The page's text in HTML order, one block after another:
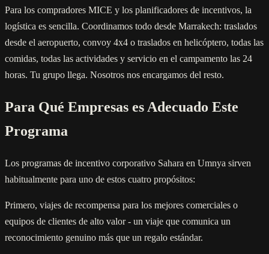
Para los compradores MICE y los planificadores de incentivos, la
logística es sencilla. Coordinamos todo desde Marrakech: traslados
desde el aeropuerto, convoy 4x4 o traslados en helicóptero, todas las
comidas, todas las actividades y servicio en el campamento las 24
horas. Tu grupo llega. Nosotros nos encargamos del resto.
Para Qué Empresas es Adecuado Este
Programa
Los programas de incentivo corporativo Sahara en Umnya sirven
habitualmente para uno de estos cuatro propósitos:
Primero, viajes de recompensa para los mejores comerciales o
equipos de clientes de alto valor - un viaje que comunica un
reconocimiento genuino más que un regalo estándar.